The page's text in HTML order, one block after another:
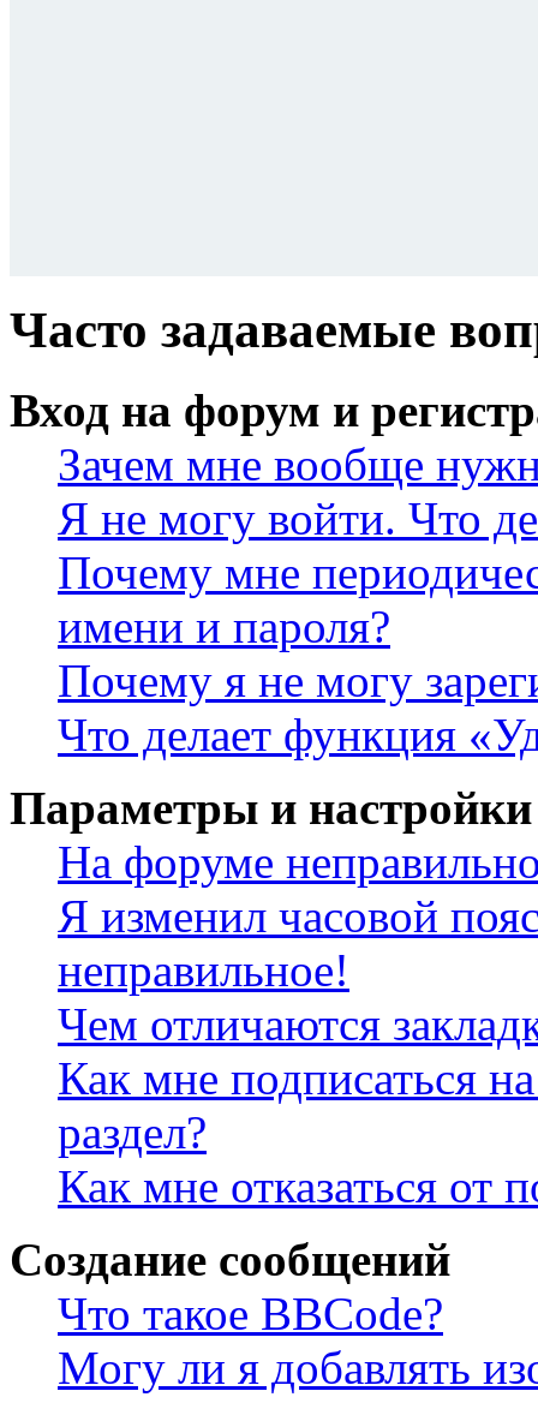
Часто задаваемые
Вход на форум и
Зачем мне вообще
Я не могу войти. Что
Почему мне
имени и пароля?
Почему я не могу
Что делает функция
Параметры и настройки
На форуме
Я изменил часовой
неправильное!
Чем отличаются
Как мне подписаться
раздел?
Как мне отказаться от
Создание сообщений
Что такое BBCode?
Могу ли я добавлять